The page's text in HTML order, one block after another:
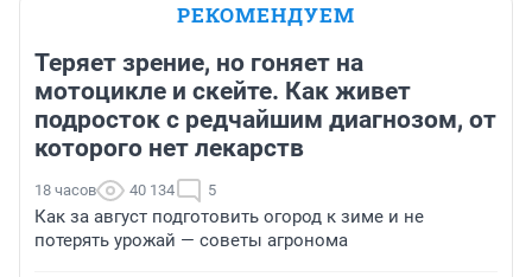
РЕКОМЕНДУЕМ
Теряет зрение, но гоняет на
мотоцикле и скейте. Как живет
подросток с редчайшим диагнозом, от
которого нет лекарств
18 часов 40 134 5
Как за август подготовить огород к зиме и не
потерять урожай — советы агронома